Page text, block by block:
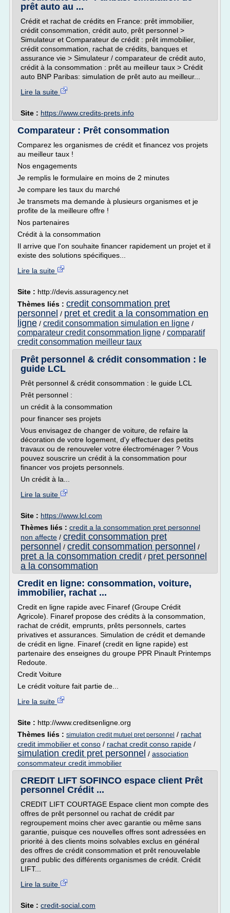
prêt auto au ...
Crédit et rachat de crédits en France: prêt immobilier,
crédit consommation, crédit auto, prêt personnel >
Simulateur et Comparateur de crédit : prêt immobilier,
crédit consommation, rachat de crédits, banques et
assurance vie > Simulateur / comparateur de crédit auto,
crédit à la consommation : prêt au meilleur taux > Crédit
auto BNP Paribas: simulation de prêt auto au meilleur...
Lire la suite
Site : https://www.credits-prets.info
Comparateur : Prêt consommation
Comparez les organismes de crédit et financez vos projets
au meilleur taux !
Nos engagements
Je remplis le formulaire en moins de 2 minutes
Je compare les taux du marché
Je transmets ma demande à plusieurs organismes et je
profite de la meilleure offre !
Nos partenaires
Crédit à la consommation
Il arrive que l'on souhaite financer rapidement un projet et il
existe des solutions spécifiques...
Lire la suite
Site : http://devis.assuragency.net
Thèmes liés : credit consommation pret
personnel / pret et credit a la consommation en
ligne / credit consommation simulation en ligne /
comparateur credit consommation ligne / comparatif
credit consommation meilleur taux
Prêt personnel & crédit consommation : le
guide LCL
Prêt personnel & crédit consommation : le guide LCL
Prêt personnel :
un crédit à la consommation
pour financer ses projets
Vous envisagez de changer de voiture, de refaire la
décoration de votre logement, d'y effectuer des petits
travaux ou de renouveler votre électroménager ? Vous
pouvez souscrire un crédit à la consommation pour
financer vos projets personnels.
Un crédit à la...
Lire la suite
Site : https://www.lcl.com
Thèmes liés : credit a la consommation pret personnel
non affecte / credit consommation pret
personnel / credit consommation personnel /
pret a la consommation credit / pret personnel
a la consommation
Credit en ligne: consommation, voiture,
immobilier, rachat ...
Credit en ligne rapide avec Finaref (Groupe Crédit
Agricole). Finaref propose des crédits à la consommation,
rachat de crédit, emprunts, prêts personnels, cartes
privatives et assurances. Simulation de crédit et demande
de crédit en ligne. Finaref (credit en ligne rapide) est
partenaire des enseignes du groupe PPR Pinault Printemps
Redoute.
Credit Voiture
Le crédit voiture fait partie de...
Lire la suite
Site : http://www.creditsenligne.org
Thèmes liés : simulation credit mutuel pret personnel / rachat
credit immobilier et conso / rachat credit conso rapide /
simulation credit pret personnel / association
consommateur credit immobilier
CREDIT LIFT SOFINCO espace client Prêt
personnel Crédit ...
CREDIT LIFT COURTAGE Espace client mon compte des
offres de prêt personnel ou rachat de crédit par
regroupement moins cher avec garantie ou même sans
garantie, puisque ces nouvelles offres sont adressées en
priorité à des clients moins solvables exclus en général
des offres de crédit consommation et prêt renouvelable
grand public des différents organismes de crédit. Crédit
LIFT...
Lire la suite
Site : credit-social.com